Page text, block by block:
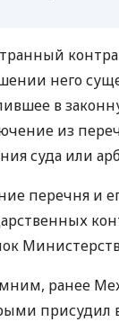
него
в
из
суда или
перечня и
ранее
присудил